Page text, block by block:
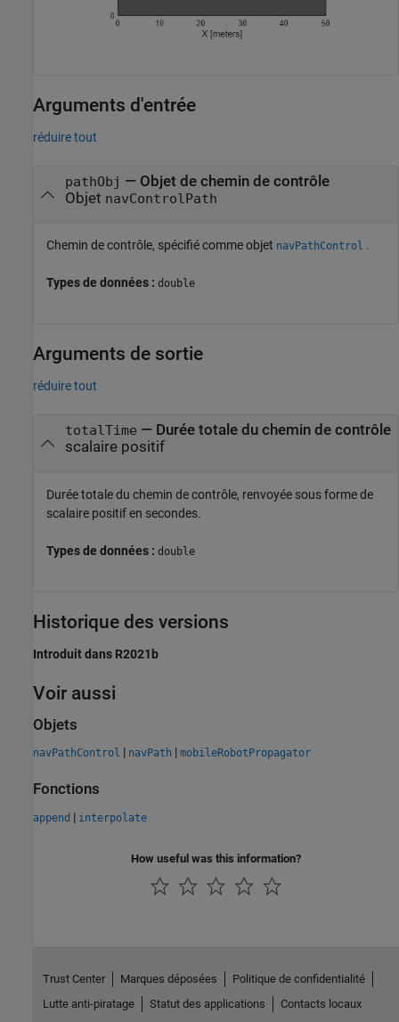
Arguments d'entrée
réduire tout
pathObj — Objet de chemin de contrôle
Objet navControlPath
Chemin de contrôle, spécifié comme objet navPathControl .
Types de données : double
Arguments de sortie
réduire tout
totalTime — Durée totale du chemin de contrôle
scalaire positif
Durée totale du chemin de contrôle, renvoyée sous forme de
scalaire positif en secondes.
Types de données : double
Historique des versions
Introduit dans R2021b
Voir aussi
Objets
navPathControl | navPath | mobileRobotPropagator
Fonctions
append | interpolate
How useful was this information?
Trust Center Marques déposées
Politique de confidentialité
Lutte anti-piratage
Statut des applications Contacts locaux